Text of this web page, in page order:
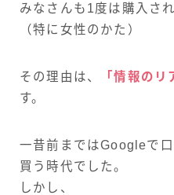
みなさんも1度は購入さ
（特に女性のかた）
その理由は、 「情報のリ
す。
一昔前まではGoogleで
買う時代でした。
しかし、